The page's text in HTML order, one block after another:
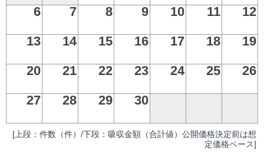
6
7 8 9 10 11
12
13
14 15 16 17 18
19
20
21 22 23 24 25
26
27
28 29 30
[上段：件数（件）/下段：吸収金額（合計値）公開価格決定前は想
定価格ベース]